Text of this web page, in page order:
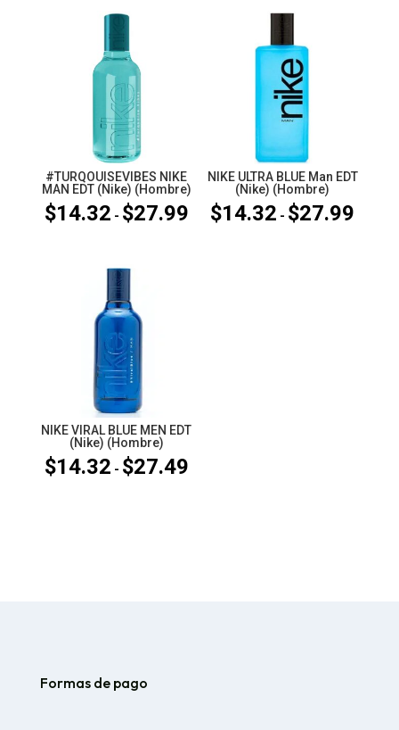
#TURQOUISEVIBES NIKE
MAN EDT (Nike) (Hombre)
$14.32 - $27.99Rango
NIKE ULTRA BLUE Man EDT
(Nike) (Hombre)
$14.32 - $27.99
NIKE VIRAL BLUE MEN EDT
(Nike) (Hombre)
$14.32 - $27.49Rango
Formas de pago